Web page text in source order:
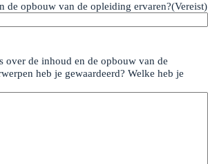
de opbouw van de opleiding ervaren?(Vereist)
over de inhoud en de opbouw van de
heb je gewaardeerd? Welke heb je